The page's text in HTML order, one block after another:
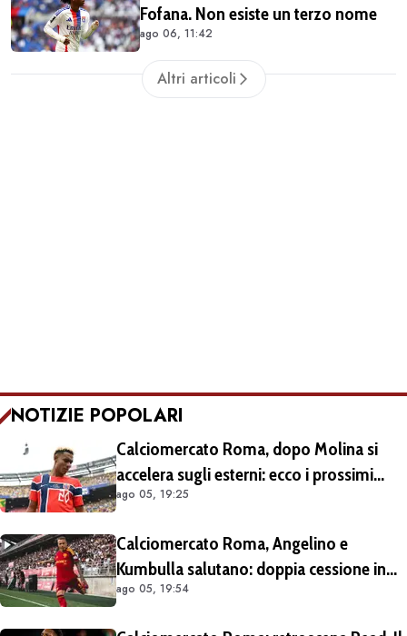
Fofana. Non esiste un terzo nome
ago 06, 11:42
Altri articoli
NOTIZIE POPOLARI
Calciomercato Roma, dopo Molina si
accelera sugli esterni: ecco i prossimi
obiettivi
ago 05, 19:25
Calciomercato Roma, Angelino e
Kumbulla salutano: doppia cessione in
Spagna
ago 05, 19:54